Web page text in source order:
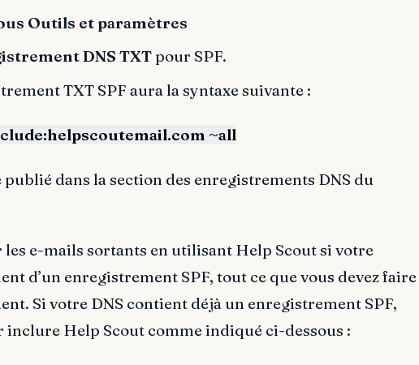
Outils et paramètres
DNS TXTpour SPF.
TXT SPF aura la syntaxe suivante :
~all
dans la section des enregistrements DNS du
les e-mails sortants en utilisant Help Scout si votre
d’un enregistrement SPF, tout ce que vous devez faire
Si votre DNS contient déjà un enregistrement SPF,
inclure Help Scout comme indiqué ci-dessous :